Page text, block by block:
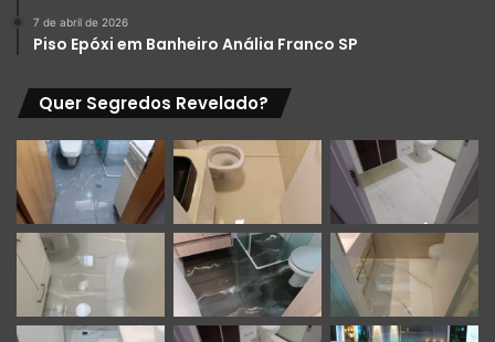
7 de abril de 2026
Piso Epóxi em Banheiro Anália Franco SP
Quer Segredos Revelado?